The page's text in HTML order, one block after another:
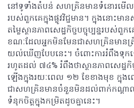
នៅទូទាំងតំបន់ សហគ្រិនមានទំនោរមើល
របស់ពួកគេក្នុងផ្លូវវិជ្ជមាន។ ក្នុងនោះម
តម្លៃស្ថានភាពសេដ្ឋកិច្ចបច្ចុប្បន្នរបស់ពួ
ខណៈដែលអ្នកមិនមែនជាសហគ្រិនមាន
យល់ឃើញបែបនេះ។ ចំពោះការរំពឹងទុក
រហូតដល់ ៧៤% រំពឹងថាស្ថានភាពសេដ្ឋ
ឡើងក្នុងរយៈពេល ១២ ខែខាងមុខ ក្នុង
ជាសហគ្រិនមានចំនួនមិនដល់ពាក់កណ្តា
ទំនុកចិត្តក្នុងកម្រិតដូចគ្នានេះ។